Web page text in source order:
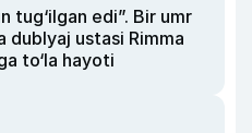
tug‘ilgan edi”. Bir umr
dublyaj ustasi Rimma
to‘la hayoti